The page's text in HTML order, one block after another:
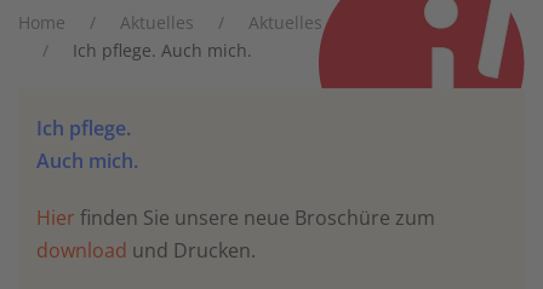
Home Aktuelles Aktuelles
Nachrichten
Ich pflege. Auch mich.
Ich pflege.
Auch mich.
Hier finden Sie unsere neue Broschüre zum
download und Drucken.